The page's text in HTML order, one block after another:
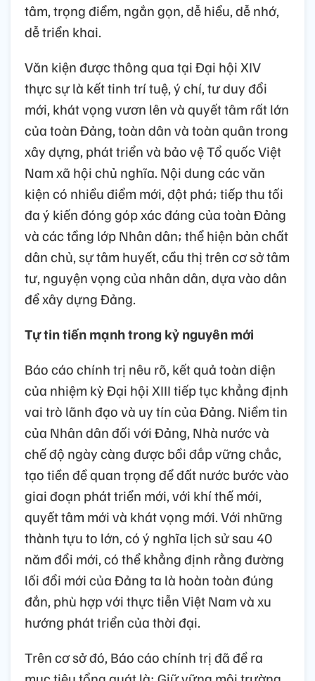
tâm, trọng điểm, ngắn gọn, dễ hiểu, dễ nhớ,
dễ triển khai.
Văn kiện được thông qua tại Đại hội XIV
thực sự là kết tinh trí tuệ, ý chí, tư duy đổi
mới, khát vọng vươn lên và quyết tâm rất lớn
của toàn Đảng, toàn dân và toàn quân trong
xây dựng, phát triển và bảo vệ Tổ quốc Việt
Nam xã hội chủ nghĩa. Nội dung các văn
kiện có nhiều điểm mới, đột phá; tiếp thu tối
đa ý kiến đóng góp xác đáng của toàn Đảng
và các tầng lớp Nhân dân; thể hiện bản chất
dân chủ, sự tâm huyết, cầu thị trên cơ sở tâm
tư, nguyện vọng của nhân dân, dựa vào dân
để xây dựng Đảng.
Tự tin tiến mạnh trong kỷ nguyên mới
Báo cáo chính trị nêu rõ, kết quả toàn diện
của nhiệm kỳ Đại hội XIII tiếp tục khẳng định
vai trò lãnh đạo và uy tín của Đảng. Niềm tin
của Nhân dân đối với Đảng, Nhà nước và
chế độ ngày càng được bồi đắp vững chắc,
tạo tiền đề quan trọng để đất nước bước vào
giai đoạn phát triển mới, với khí thế mới,
quyết tâm mới và khát vọng mới. Với những
thành tựu to lớn, có ý nghĩa lịch sử sau 40
năm đổi mới, có thể khẳng định rằng đường
lối đổi mới của Đảng ta là hoàn toàn đúng
đắn, phù hợp với thực tiễn Việt Nam và xu
hướng phát triển của thời đại.
Trên cơ sở đó, Báo cáo chính trị đã đề ra